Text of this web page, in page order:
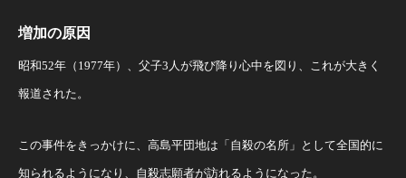
増加の原因
昭和52年（1977年）、父子3人が飛び降り心中を図り、これが大きく
報道された。
この事件をきっかけに、高島平団地は「自殺の名所」として全国的に
知られるようになり、自殺志願者が訪れるようになった。